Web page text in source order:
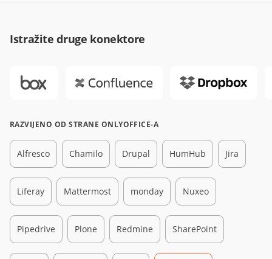
Istražite druge konektore
RAZVIJENO OD STRANE ONLYOFFICE-A
Alfresco Chamilo Drupal HumHub Jira
Liferay Mattermost monday Nuxeo
Pipedrive Plone Redmine SharePoint